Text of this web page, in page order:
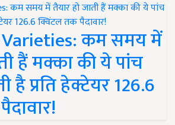
Varieties: कम समय में
हैं मक्का की ये पांच
है प्रति हेक्टेयर 126.6